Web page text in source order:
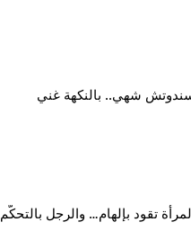
شهي.. بالنكهة غني
تقود بإلهام… والرجل بالتحكّم